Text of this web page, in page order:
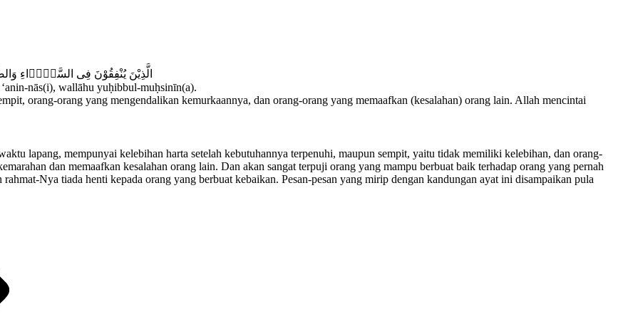
الَّذِيْنَ يُنْفِقُوْنَ فِى السَّرَّۤاءِ
nās(i), wallāhu yuḥibbul-muḥsinīn(a).
orang-orang yang mengendalikan kemurkaannya, dan orang-orang yang memaafkan (kesalahan) orang lain. Allah mencintai
lapang, mempunyai kelebihan harta setelah kebutuhannya terpenuhi, maupun sempit, yaitu tidak memiliki kelebihan, dan orang-
dan memaafkan kesalahan orang lain. Dan akan sangat terpuji orang yang mampu berbuat baik terhadap orang yang pernah
Nya tiada henti kepada orang yang berbuat kebaikan. Pesan-pesan yang mirip dengan kandungan ayat ini disampaikan pula